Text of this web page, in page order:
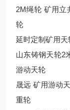
2M绳轮 矿用立
轮
延时定制矿用
山东铸钢天轮2
游动天轮
晟远 矿用游动
重轮